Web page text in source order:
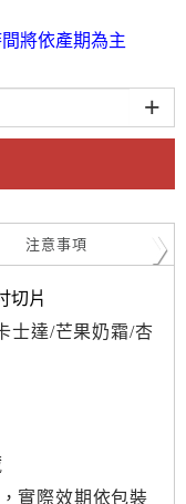
將依產期為主
+
注意事項
切片
士達/芒果奶霜/杏
實際效期依包裝